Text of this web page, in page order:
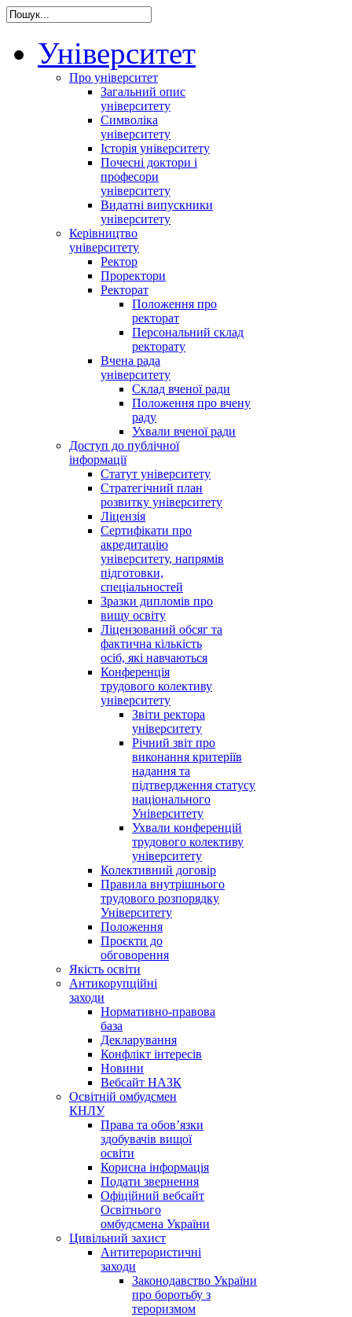
Університет
Про університет
Загальний опис
університету
Символіка
університету
Історія університету
Почесні доктори і
професори
університету
Видатні випускники
університету
Керівництво
університету
Ректор
Проректори
Ректорат
Положення про
ректорат
Персональний склад
ректорату
Вчена рада
університету
Склад вченої ради
Положення про вчену
раду
Ухвали вченої ради
Доступ до публічної
інформації
Статут університету
Стратегічний план
розвитку університету
Ліцензія
Сертифікати про
акредитацію
університету, напрямів
підготовки,
спеціальностей
Зразки дипломів про
вищу освіту
Ліцензований обсяг та
фактична кількість
осіб, які навчаються
Конференція
трудового колективу
університету
Звіти ректора
університету
Річний звіт про
виконання критеріїв
надання та
підтвердження статусу
національного
Університету
Ухвали конференцій
трудового колективу
університету
Колективний договір
Правила внутрішнього
трудового розпорядку
Університету
Положення
Проєкти до
обговорення
Якість освіти
Антикорупційні
заходи
Нормативно-правова
база
Декларування
Конфлікт інтересів
Новини
Вебсайт НАЗК
Освітній омбудсмен
КНЛУ
Права та обов’язки
здобувачів вищої
освіти
Корисна інформація
Подати звернення
Офіційний вебсайт
Освітнього
омбудсмена України
Цивільний захист
Антитерористичні
заходи
Законодавство України
про боротьбу з
тероризмом